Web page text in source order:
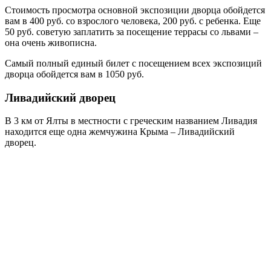
Стоимость просмотра основной экспозиции дворца обойдется
вам в 400 руб. со взрослого человека, 200 руб. с ребенка. Еще
50 руб. советую заплатить за посещение террасы со львами –
она очень живописна.
Самый полный единый билет с посещением всех экспозиций
дворца обойдется вам в 1050 руб.
Ливадийский дворец
В 3 км от Ялты в местности с греческим названием Ливадия
находится еще одна жемчужина Крыма – Ливадийский
дворец.